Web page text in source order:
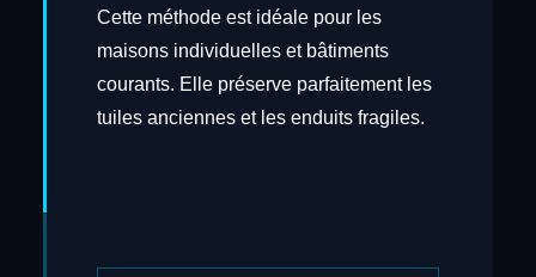
Cette méthode est idéale pour les
maisons individuelles et bâtiments
courants. Elle préserve parfaitement les
tuiles anciennes et les enduits fragiles.